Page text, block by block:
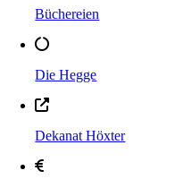
Büchereien
Die Hegge
Dekanat Höxter